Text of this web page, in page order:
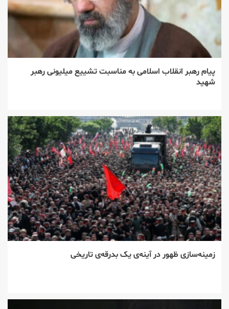
پیام رهبر انقلاب اسلامی به مناسبت تشییع میلیونی رهبر
شهید
زمینه‌سازی ظهور در آینه‌ی یک بدرقه‌ی تاریخی